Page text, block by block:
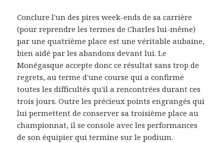
Conclure l'un des pires week-ends de sa carrière
(pour reprendre les termes de Charles lui-même)
par une quatrième place est une véritable aubaine,
bien aidé par les abandons devant lui.Le
Monégasque accepte donc ce résultatsans trop de
regrets, au terme d'une course qui a confirmé
toutes les difficultés qu'il a rencontrées durant ces
trois jours. Outre les précieux points engrangés qui
lui permettent de conserver sa troisième place au
championnat, il se console avec les performances
de son équipier qui termine sur le podium.